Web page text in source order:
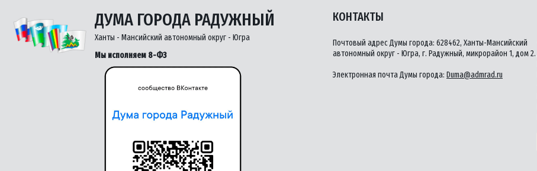
ДУМА ГОРОДА РАДУЖНЫЙ
Ханты - Мансийский автономный округ - Югра
Мы исполняем 8-ФЗ
КОНТАКТЫ
Почтовый адрес Думы города: 628462, Ханты-Мансийский
автономный округ - Югра, г. Радужный, микрорайон 1, дом 2.
Электронная почта Думы города: Duma@admrad.ru